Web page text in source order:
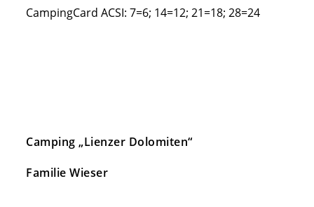
CampingCard ACSI:7=6; 14=12; 21=18; 28=24
Camping „Lienzer Dolomiten“
Familie Wieser